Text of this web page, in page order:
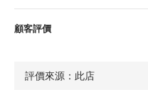
顧客評價